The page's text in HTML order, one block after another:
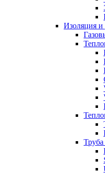
Изоляция и